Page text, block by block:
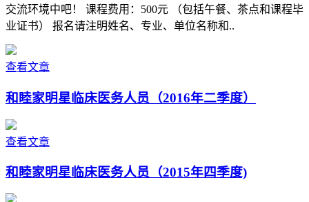
交流环境中吧！ 课程费用：500元 （包括午餐、茶点和课程毕
业证书） 报名请注明姓名、专业、单位名称和..
查看文章
和睦家明星临床医务人员（2016年二季度）
查看文章
和睦家明星临床医务人员（2015年四季度)